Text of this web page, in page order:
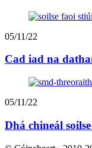
05/11/22
Cad iad na
05/11/22
Dhá chineál